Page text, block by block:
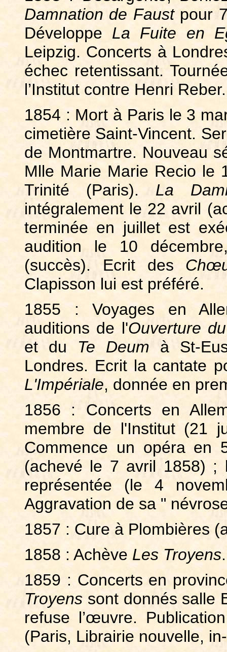
Damnation de Faustpour
Développe La Fuite en
Leipzig. Concerts à
échec retentissant.
l’Institut contre Henri Reber.
1854 : Mort à Paris le 3
cimetière Saint-Vincent.
de Montmartre. Nouveau
Mlle Marie Marie Recio le
Trinité (Paris). La
intégralement le 22 avril
terminée en juillet est
audition le 10
(succès). Ecrit des
Clapisson lui est préféré.
1855 : Voyages en
auditions de l'Ouverture
et du Te Deum à St-
Londres. Ecrit la cantate
L'Impériale, donnée en
1856 : Concerts en
membre de l'Institut (21
Commence un opéra en
(achevé le 7 avril 1858)
représentée (le 4
Aggravation de sa "
1857 : Cure à Plombières
1858 : Achève Les Troyens
1859 : Concerts en
Troyens sont donnés salle
refuse l’œuvre.
(Paris, Librairie nouvelle,